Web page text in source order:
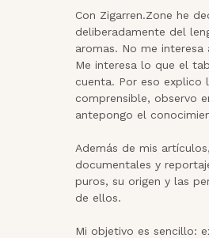
Con Zigarren.Zone he
deliberadamente del
aromas. No me
Me interesa lo que el
cuenta. Por eso
comprensible, observo
antepongo el
Además de mis
documentales y
puros, su origen y las
de ellos.
Mi objetivo es sencillo: